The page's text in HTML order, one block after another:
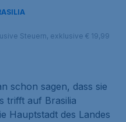
Steuern, exklusive € 19,99
schon sagen, dass sie
trifft auf Brasilia
Hauptstadt des Landes